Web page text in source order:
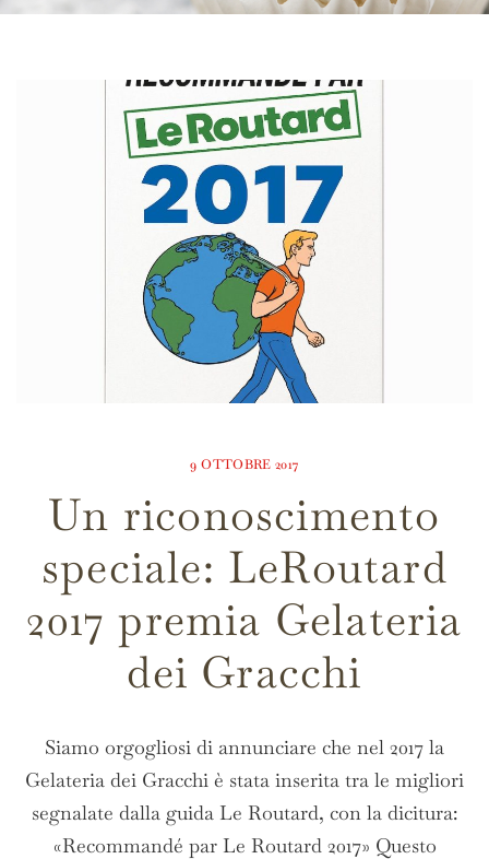
9 OTTOBRE 2017
Un riconoscimento
speciale: LeRoutard
2017 premia Gelateria
dei Gracchi
Siamo orgogliosi di annunciare che nel 2017 la
Gelateria dei Gracchi è stata inserita tra le migliori
segnalate dalla guida Le Routard, con la dicitura:
«Recommandé par Le Routard 2017» Questo